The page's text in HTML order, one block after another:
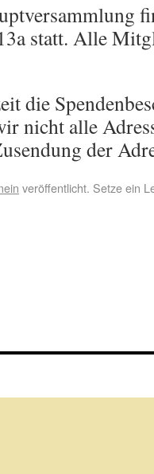
statt. Alle
die
nicht alle
der
veröffentlicht. Setze ein